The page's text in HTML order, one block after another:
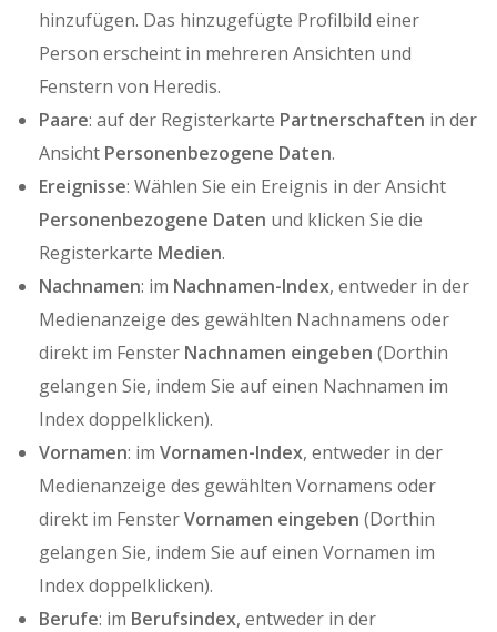
hinzufügen. Das hinzugefügte Profilbild einer
Person erscheint in mehreren Ansichten und
Fenstern von Heredis.
Paare: auf der Registerkarte Partnerschaften in der
Ansicht Personenbezogene Daten.
Ereignisse: Wählen Sie ein Ereignis in der Ansicht
Personenbezogene Daten und klicken Sie die
Registerkarte Medien.
Nachnamen: im Nachnamen-Index, entweder in der
Medienanzeige des gewählten Nachnamens oder
direkt im Fenster Nachnamen eingeben (Dorthin
gelangen Sie, indem Sie auf einen Nachnamen im
Index doppelklicken).
Vornamen: im Vornamen-Index, entweder in der
Medienanzeige des gewählten Vornamens oder
direkt im FensterVornamen eingeben (Dorthin
gelangen Sie, indem Sie auf einen Vornamen im
Index doppelklicken).
Berufe: im Berufsindex, entweder in der